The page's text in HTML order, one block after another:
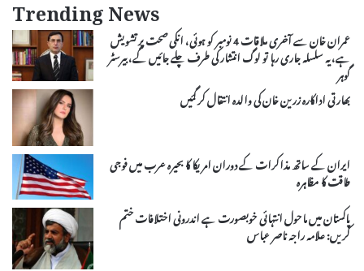
Trending News
عمران خان سے آخری ملاقات 4 نومبر کو ہوئی، انکی صحت پر تشویش
ہے، یہ سلسلہ جاری رہا تو لوگ انتشار کی طرف چلے جائیں گے، بیرسٹر
گوہر
بھارتی اداکارہ زرین خان کی والدہ انتقال کر گئیں
ایران کے ساتھ مذاکرات کے دوران امریکا کا بحیرہ عرب میں فوجی
طاقت کا مظاہرہ
پاکستان میں ماحول انتہائی خوبصورت ہے اندرونی اختلافات ختم
کریں: علامہ راجہ ناصر عباس